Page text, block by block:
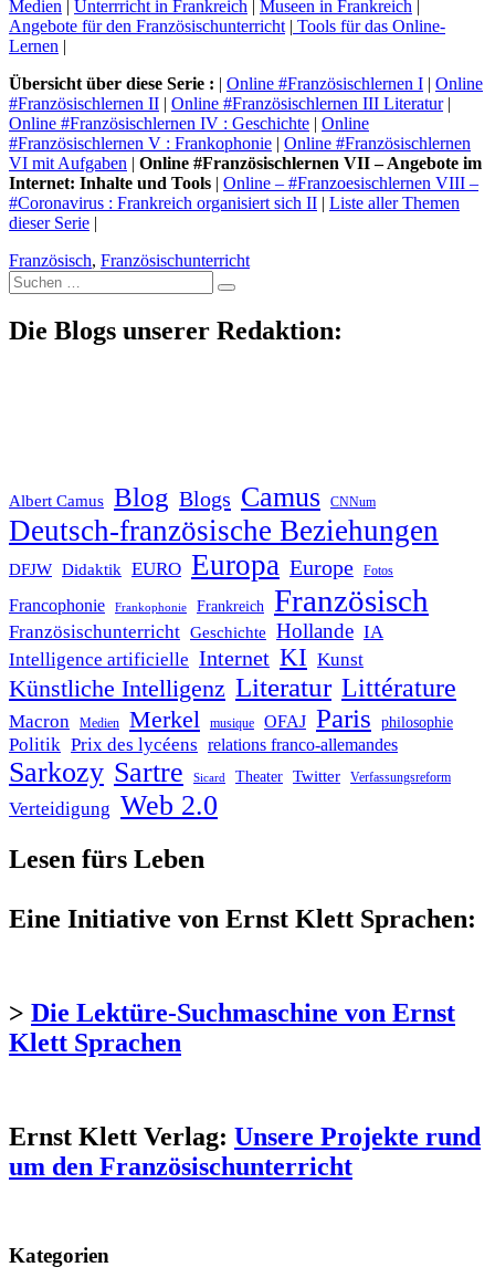
Medien Unterrricht in Frankreich Museen in Frankreich
Angebote für den Französischunterricht| Tools für das Online-
Lernen |
Übersicht über diese Serie : | Online #Französischlernen I | Online
#Französischlernen II | Online #Französischlernen III Literatur|
Online #Französischlernen IV : Geschichte | Online
#Französischlernen V : Frankophonie | Online #Französischlernen
VI mit Aufgaben | Online #Französischlernen VII – Angebote im
Internet: Inhalte und Tools | Online – #Franzoesischlernen VIII –
#Coronavirus : Frankreich organisiert sich II | Liste aller Themen
dieser Serie |
Französisch, Französischunterricht
Suche
nach:
Die Blogs unserer Redaktion:
Albert Camus Blog Blogs Camus CNNum
Deutsch-französische Beziehungen
DFJW Didaktik EURO Europa Europe Fotos
Francophonie Frankophonie Frankreich Französisch
Französischunterricht Geschichte Hollande IA
Intelligence artificielle Internet KI Kunst
Künstliche Intelligenz Literatur Littérature
Macron Medien Merkel musique OFAJ Paris philosophie
Politik Prix des lycéens relations franco-allemandes
Sarkozy Sartre Sicard Theater Twitter Verfassungsreform
Verteidigung Web 2.0
Lesen fürs Leben
Eine Initiative von Ernst Klett Sprachen:
> Die Lektüre-Suchmaschine von Ernst
Klett Sprachen
Ernst Klett Verlag: Unsere Projekte rund
um den Französischunterricht
Kategorien